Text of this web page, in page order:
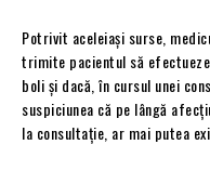
Potrivit aceleiași surse,
trimite pacientul să
boli și dacă, în cursul unei
suspiciunea că pe lângă
la consultație, ar mai putea